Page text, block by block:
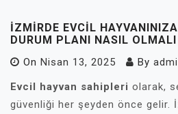
İZMIRDE EVCIL
DURUM PLANI NASIL OLMALI
On Nisan 13, 2025 By
Evcil hayvan sahipleri olarak,
güvenliği her şeyden önce gelir.